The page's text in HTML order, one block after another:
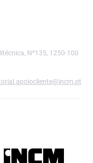
Nº135, 1250-100